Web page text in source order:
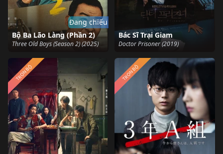
Bộ Ba Lão Làng (Phần 2)
Three Old Boys (Season 2) (2025)
Đang chiếu
Bác Sĩ Trại Giam
Doctor Prisoner (2019)
TRỌN BỘ TRỌN BỘ